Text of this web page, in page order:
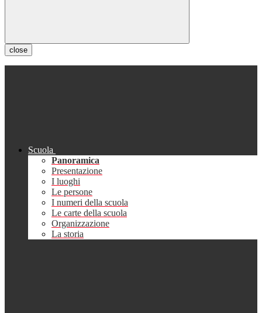
close
Scuola
Panoramica
Presentazione
I luoghi
Le persone
I numeri della scuola
Le carte della scuola
Organizzazione
La storia